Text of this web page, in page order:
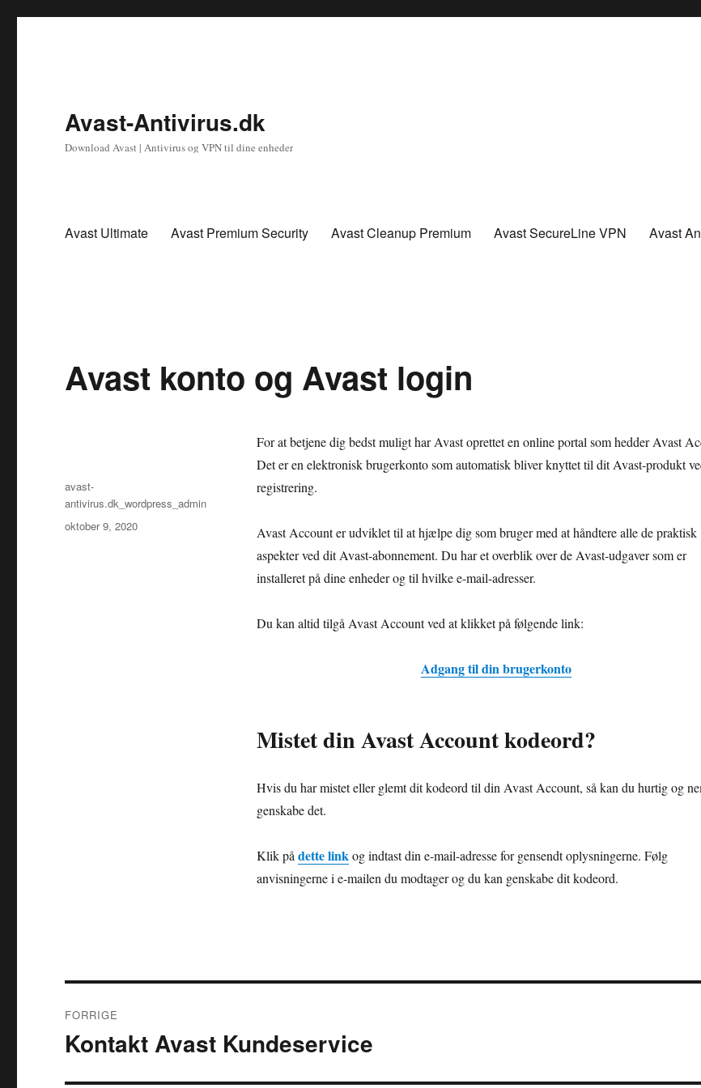
Avast-Antivirus.dk
Download Avast | Antivirus og VPN til dine enheder
Avast Ultimate Avast Premium Security Avast Cleanup Premium Avast SecureLine VPN Avast
Avast konto og Avast login
For at betjene dig bedst muligt har Avast oprettet en online portal som hedder Avast
Det er en elektronisk brugerkonto som automatisk bliver knyttet til dit Avast-produkt
registrering.
Avast Account er udviklet til at hjælpe dig som bruger med at håndtere alle de praktisk
aspekter ved dit Avast-abonnement. Du har et overblik over de Avast-udgaver som er
installeret på dine enheder og til hvilke e-mail-adresser.
Du kan altid tilgå Avast Account ved at klikket på følgende link:
Adgang til din brugerkonto
Mistet din Avast Account kodeord?
Hvis du har mistet eller glemt dit kodeord til din Avast Account, så kan du hurtig og
genskabe det.
Klik på dette linkog indtast din e-mail-adresse for gensendt oplysningerne. Følg
anvisningerne i e-mailen du modtager og du kan genskabe dit kodeord.
Forfatter
avast-
antivirus.dk_wordpress_admin
Udgivet
oktober 9, 2020
FORRIGE
Forrige
Kontakt Avast Kundeservice